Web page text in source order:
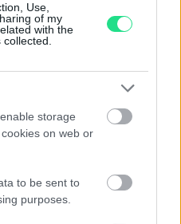
Use,
of my
with the
storage
on web or
to be sent to
purposes.
maggiori
una